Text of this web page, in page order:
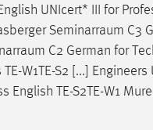
UNIcert* III for
Seminarraum C3
C2 German for
W1TE-S2 [...] Engineers
English TE-S2TE-W1 Mure
frame-